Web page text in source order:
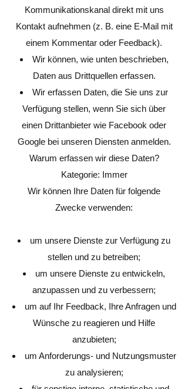
Kommunikationskanal direkt mit uns
Kontakt aufnehmen (z. B. eine E-Mail mit
einem Kommentar oder Feedback).
Wir können, wie unten beschrieben,
Daten aus Drittquellen erfassen.
Wir erfassen Daten, die Sie uns zur
Verfügung stellen, wenn Sie sich über
einen Drittanbieter wie Facebook oder
Google bei unseren Diensten anmelden.
Warum erfassen wir diese Daten?
Kategorie: Immer
Wir können Ihre Daten für folgende
Zwecke verwenden:
um unsere Dienste zur Verfügung zu
stellen und zu betreiben;
um unsere Dienste zu entwickeln,
anzupassen und zu verbessern;
um auf Ihr Feedback, Ihre Anfragen und
Wünsche zu reagieren und Hilfe
anzubieten;
um Anforderungs- und Nutzungsmuster
zu analysieren;